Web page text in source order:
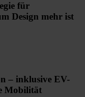
für
Design mehr ist
– inklusive EV-
Mobilität